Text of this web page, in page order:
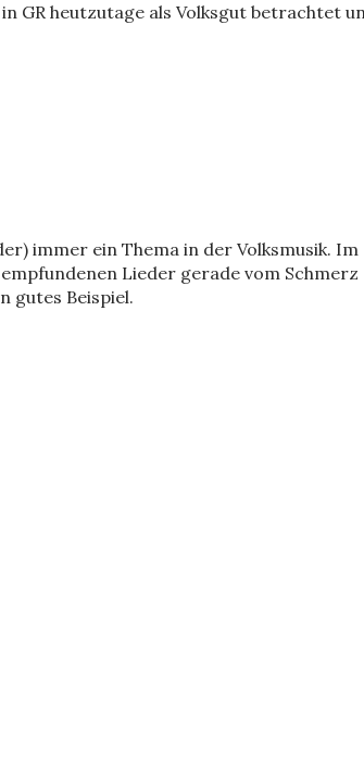
GR heutzutage als Volksgut betrachtet
immer ein Thema in der Volksmusik. Im
Lieder gerade vom Schmerz
gutes Beispiel.